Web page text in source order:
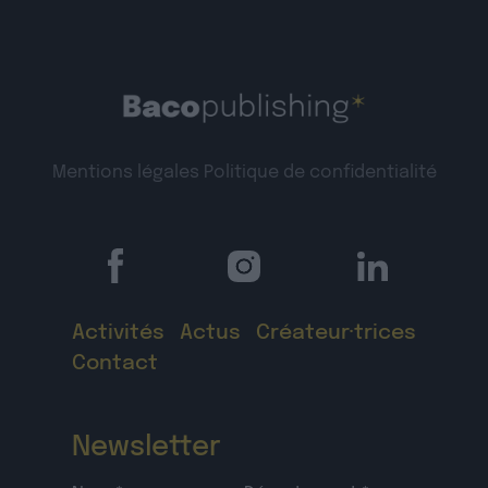
Mentions légales Politique de confidentialité
Activités Actus
Créateur·trices
Contact
Newsletter